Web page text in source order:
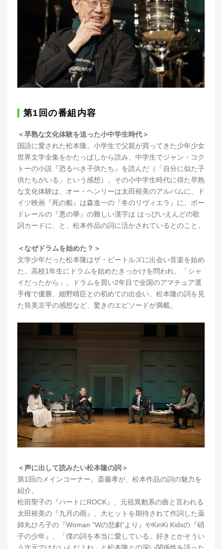
第1回の番組内容
＜早熟な文化体験を送った小中学生時代＞
国語に愛された松本隆。小学生で父親が買ってきた少年少女
世界文学全集をかたっぱしから読み、中学生でジャン・コク
トーの小説『恐るべき子供たち』を読んだ（「自分に似た子
供たちがいる」という感想）。その小中学生時代に得た早熟
な文化体験は、オー・ヘンリーは太田裕美のアルバムに、ド
イツ映画『死の船』は森進一の『冬のリヴィエラ』に、ボー
ドレールの『悪の華』の難しい漢字は はっぴいえんどの歌
詞カードに、と、松本作品の詞に活かされているとのこと。
＜なぜドラムを始めた？＞
文学少年だった松本隆はザ・ビートルズに出会い音楽を始め
た。高校1年生にドラムを始めたきっかけを問われ、「シャ
イだったから」。ドラムを買い2年目で全国のアマチュア選
手権で優勝、細野晴臣との初めての出会い、松本隆の詞を見
た筒美京平の感想など、驚きのエピソードが満載。
＜声に出して読みたい松本隆の詞＞
第1回のメインコーナー。斎藤孝が、松本作品の詞の魅力を
紹介。
松田聖子の『ハートにROCK』、元祖異動系の曲と言われる
太田裕美の『九月の雨』、大ヒットを期待されて作詞した薬
師丸ひろ子の『Woman “Wの悲劇”より』やKinKi Kidsの『硝
子の少年』、「僕の詞を本当に愛している。好きとかそうい